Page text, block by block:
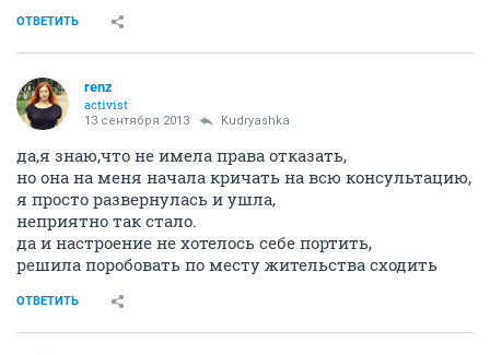
ОТВЕТИТЬ
renz
activist
13 сентября 2013 Kudryashka
да,я знаю,что не имела права отказать,
но она на меня начала кричать на всю консультацию,
я просто развернулась и ушла,
неприятно так стало.
да и настроение не хотелось себе портить,
решила поробовать по месту жительства сходить
ОТВЕТИТЬ